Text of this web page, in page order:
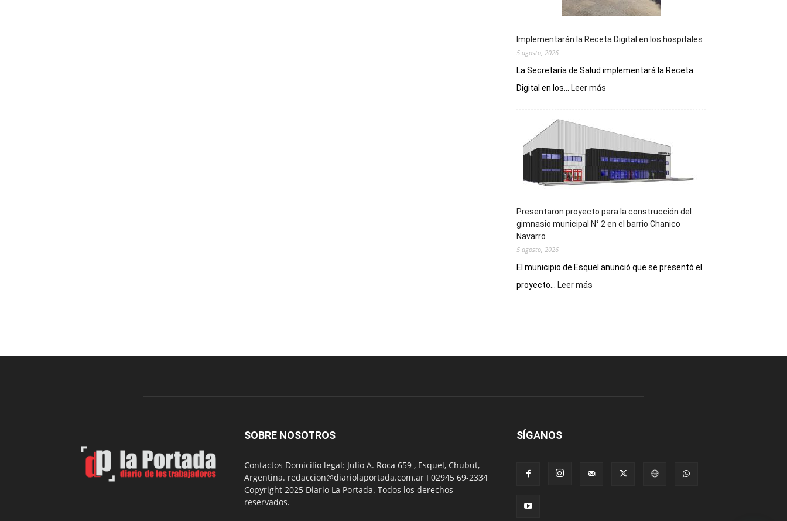
Implementarán la Receta Digital en los hospitales
5 agosto, 2026
La Secretaría de Salud implementará la Receta
Digital en los...
Leer más
Digital
en
los
hospitales
Presentaron proyecto para la construcción del
gimnasio municipal N° 2 en el barrio Chanico
Navarro
5 agosto, 2026
El municipio de Esquel anunció que se presentó el
proyecto...
Leer más
del
Navarro
SOBRE NOSOTROS
Contactos Domicilio legal: Julio A. Roca 659 , Esquel, Chubut,
Argentina. redaccion@diariolaportada.com.ar I 02945 69-2334
Copyright 2025 Diario La Portada. Todos los derechos
reservados.
SÍGANOS